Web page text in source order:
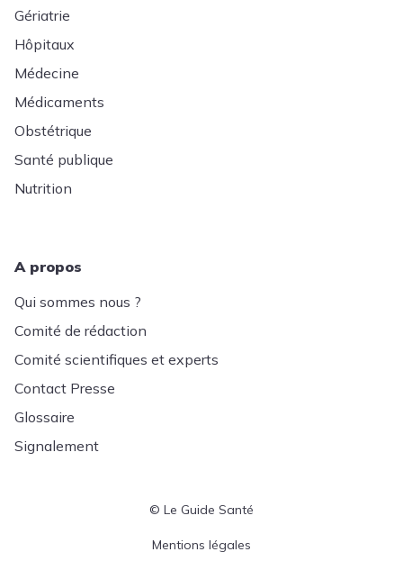
Gériatrie
Hôpitaux
Médecine
Médicaments
Obstétrique
Santé publique
Nutrition
A propos
Qui sommes nous ?
Comité de rédaction
Comité scientifiques et experts
Contact Presse
Glossaire
Signalement
© Le Guide Santé
Menu Pied de page
Mentions légales